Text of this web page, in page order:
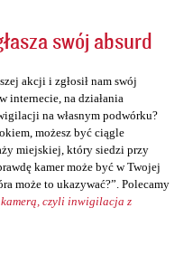
swój absurd
akcji i zgłosił nam swój
internecie, na działania
na własnym podwórku?
możesz być ciągle
miejskiej, który siedzi przy
kamer może być w Twojej
może to ukazywać?”. Polecamy
kamerą, czyli inwigilacja z